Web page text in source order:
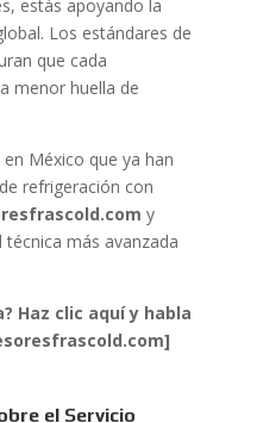
estás apoyando la
Los estándares de
que cada
menor huella de
México que ya han
refrigeración con
y
más avanzada
Haz clic aquí y habla
el Servicio